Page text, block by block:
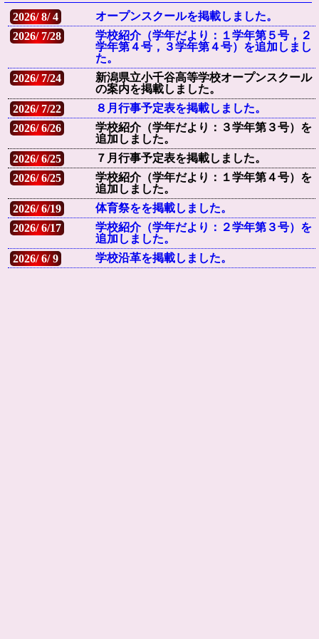
2026/ 8/ 4
オープンスクールを掲載しました。
2026/ 7/28
学校紹介（学年だより：１学年第５号，２
学年第４号，３学年第４号）を追加しまし
た。
2026/ 7/24
新潟県立小千谷高等学校オープンスクール
の案内を掲載しました。
2026/ 7/22
８月行事予定表を掲載しました。
2026/ 6/26
学校紹介（学年だより：３学年第３号）を
追加しました。
2026/ 6/25
７月行事予定表を掲載しました。
2026/ 6/25
学校紹介（学年だより：１学年第４号）を
追加しました。
2026/ 6/19
体育祭をを掲載しました。
2026/ 6/17
学校紹介（学年だより：２学年第３号）を
追加しました。
2026/ 6/ 9
学校沿革を掲載しました。